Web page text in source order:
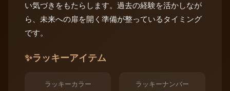
い気づきをもたらします。過去の経験を活かしなが
ら、未来への扉を開く準備が整っているタイミング
です。
✨ラッキーアイテム
ラッキーカラー ラッキーナンバー